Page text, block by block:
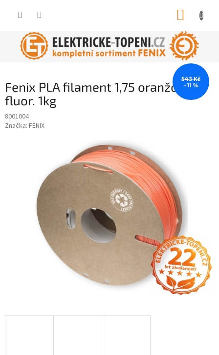
Fenix PLA filament 1,75 oranžová
fluor. 1kg
8001004
Značka: FENIX
543 Kč
–11 %